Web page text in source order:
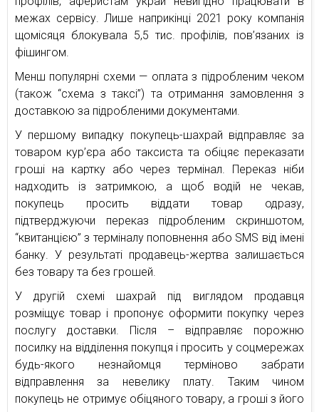
межах сервісу. Лише наприкінці 2021 року компанія
щомісяця блокувала 5,5 тис. профілів, пов’язаних із
фішингом.
Менш популярні схеми — оплата з підробленим чеком
(також “схема з таксі”) та отримання замовлення з
доставкою за підробленими документами.
У першому випадку покупець-шахрай відправляє за
товаром кур’єра або таксиста та обіцяє переказати
гроші на картку або через термінал. Переказ ніби
надходить із затримкою, а щоб водій не чекав,
покупець просить віддати товар одразу,
підтверджуючи переказ підробленим скриншотом,
“квитанцією” з терміналу поповнення або SMS від імені
банку. У результаті продавець-жертва залишається
без товару та без грошей.
У другій схемі шахрай під виглядом продавця
розміщує товар і пропонує оформити покупку через
послугу доставки. Після – відправляє порожню
посилку на відділення покупця і просить у соцмережах
будь-якого незнайомця терміново забрати
відправлення за невелику плату. Таким чином
покупець не отримує обіцяного товару, а гроші з його